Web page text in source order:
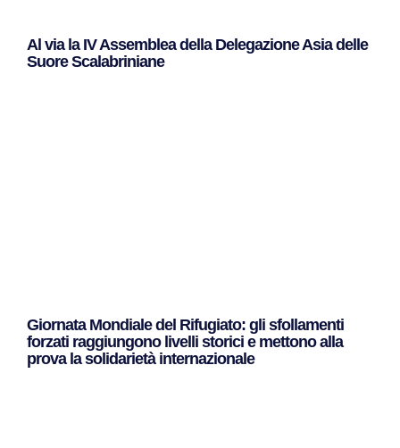
Al via la IV Assemblea della Delegazione Asia delle
Suore Scalabriniane
Giornata Mondiale del Rifugiato: gli sfollamenti
forzati raggiungono livelli storici e mettono alla
prova la solidarietà internazionale